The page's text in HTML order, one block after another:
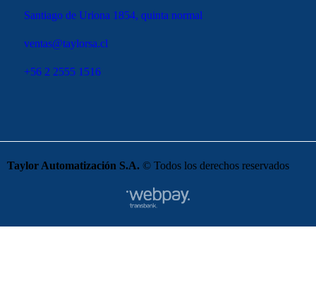
Santiago de Uriona 1854, quinta normal
ventas@taylorsa.cl
+56 2 2555 1516
Taylor Automatización S.A. © Todos los derechos reservados